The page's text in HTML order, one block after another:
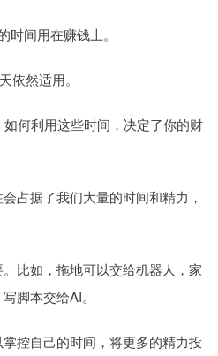
间用在赚钱上。
依然适用。
何利用这些时间，决定了你的财
占据了我们大量的时间和精力，
比如，拖地可以交给机器人，家
脚本交给AI。
控自己的时间，将更多的精力投